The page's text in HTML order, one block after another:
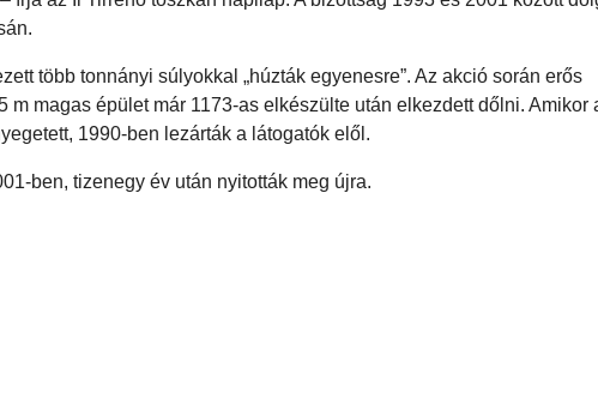
több tonnányi súlyokkal „húzták egyenesre”. Az akció során erős
magas épület már 1173-as elkészülte után elkezdett dőlni. Amikor
1990-ben lezárták a látogatók elől.
ben, tizenegy év után nyitották meg újra.